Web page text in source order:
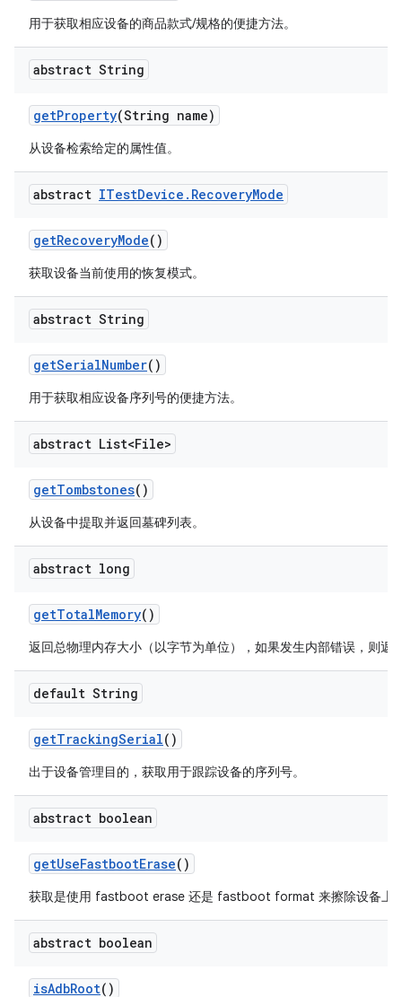
用于获取相应设备的商品款式/规格的便捷方法。
abstract String
getProperty(String name)
从设备检索给定的属性值。
abstract ITestDevice . RecoveryMode
getRecoveryMode()
获取设备当前使用的恢复模式。
abstract String
getSerialNumber()
用于获取相应设备序列号的便捷方法。
abstract List<File>
getTombstones()
从设备中提取并返回墓碑列表。
abstract long
getTotalMemory()
返回总物理内存大小（以字节为单位），如果发生内部错误，则返
default String
getTrackingSerial()
出于设备管理目的，获取用于跟踪设备的序列号。
abstract boolean
getUseFastbootErase()
获取是使用 fastboot erase 还是 fastboot format 来擦除设备上
abstract boolean
isAdbRoot()